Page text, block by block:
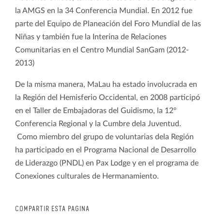
la AMGS en la 34 Conferencia Mundial. En 2012 fue
parte del Equipo de Planeación del Foro Mundial de las
Niñas y también fue la Interina de Relaciones
Comunitarias en el Centro Mundial SanGam (2012-
2013)
De la misma manera, MaLau ha estado involucrada en
la Región del Hemisferio Occidental, en 2008 participó
en el Taller de Embajadoras del Guidismo, la 12°
Conferencia Regional y la Cumbre dela Juventud.
Como miembro del grupo de voluntarias dela Región
ha participado en el Programa Nacional de Desarrollo
de Liderazgo (PNDL) en Pax Lodge y en el programa de
Conexiones culturales de Hermanamiento.
COMPARTIR ESTA PÁGINA